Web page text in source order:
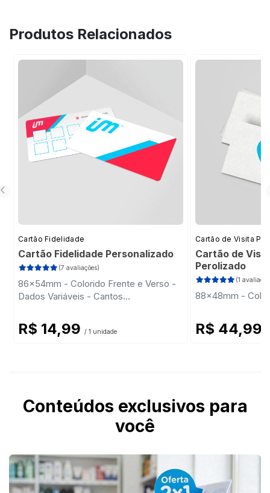
Produtos Relacionados
Cartão Fidelidade
Cartão Fidelidade Personalizado
(7 avaliações)
86x54mm - Colorido Frente e Verso -
Dados Variáveis - Cantos
R$ 14,99 / 1 unidade
Cartão de Visita
Cartão de
Perolizado
(1
88x48mm -
R$ 44,99
Conteúdos exclusivos para
você